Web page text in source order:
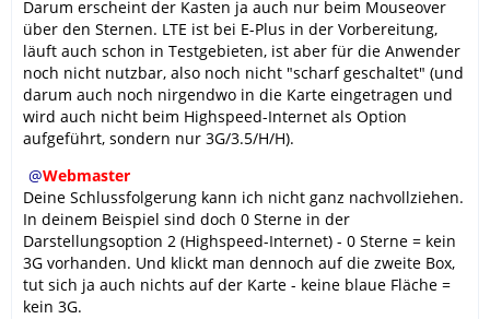
Darum erscheint der Kasten ja auch nur beim Mouseover
über den Sternen. LTE ist bei E-Plus in der Vorbereitung,
läuft auch schon in Testgebieten, ist aber für die Anwender
noch nicht nutzbar, also noch nicht "scharf geschaltet" (und
darum auch noch nirgendwo in die Karte eingetragen und
wird auch nicht beim Highspeed-Internet als Option
aufgeführt, sondern nur 3G/3.5/H/H).
Webmaster
Deine Schlussfolgerung kann ich nicht ganz nachvollziehen.
In deinem Beispiel sind doch 0 Sterne in der
Darstellungsoption 2 (Highspeed-Internet) - 0 Sterne = kein
3G vorhanden. Und klickt man dennoch auf die zweite Box,
tut sich ja auch nichts auf der Karte - keine blaue Fläche =
kein 3G.